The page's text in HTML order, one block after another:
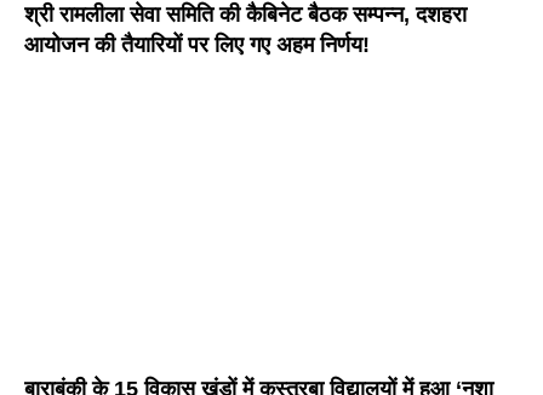
श्री रामलीला सेवा समिति की कैबिनेट बैठक सम्पन्न, दशहरा
आयोजन की तैयारियों पर लिए गए अहम निर्णय!
बाराबंकी के 15 विकास खंडों में कस्तूरबा विद्यालयों में हुआ ‘नशा